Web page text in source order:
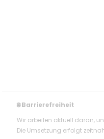
🌐Barrierefreiheit
Wir arbeiten aktuell daran,
Die Umsetzung erfolgt